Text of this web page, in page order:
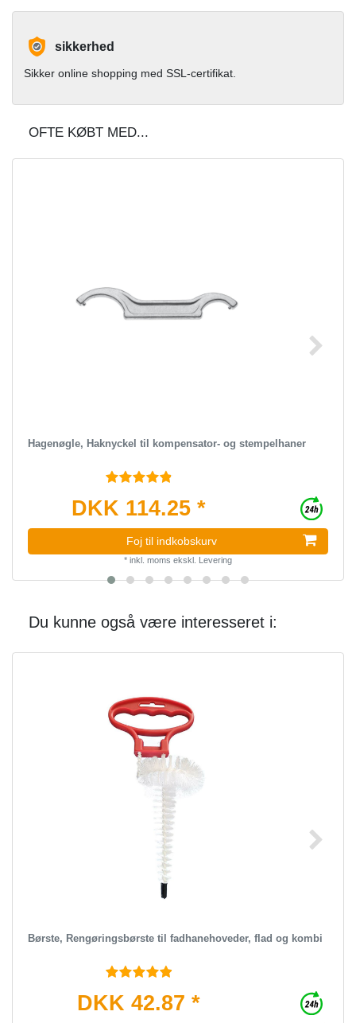
sikkerhed
Sikker online shopping med SSL-certifikat.
OFTE KØBT MED...
Hagenøgle, Haknyckel til kompensator- og stempelhaner
DKK 114.25 *
Foj til indkobskurv
* inkl. moms ekskl. Levering
Du kunne også være interesseret i:
Børste, Rengøringsbørste til fadhanehoveder, flad og kombi
DKK 42.87 *